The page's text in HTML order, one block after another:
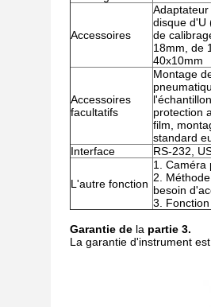
Accessoires
disque d'U
de
18mm, de
40x10mm
Accessoires
facultatifs
Montage
protection
film,
standard
Interface
RS-232,
L'autre fonction
1. Caméra
2.
besoin
3.
Garantie de la partie 3.
La garantie d'instrument